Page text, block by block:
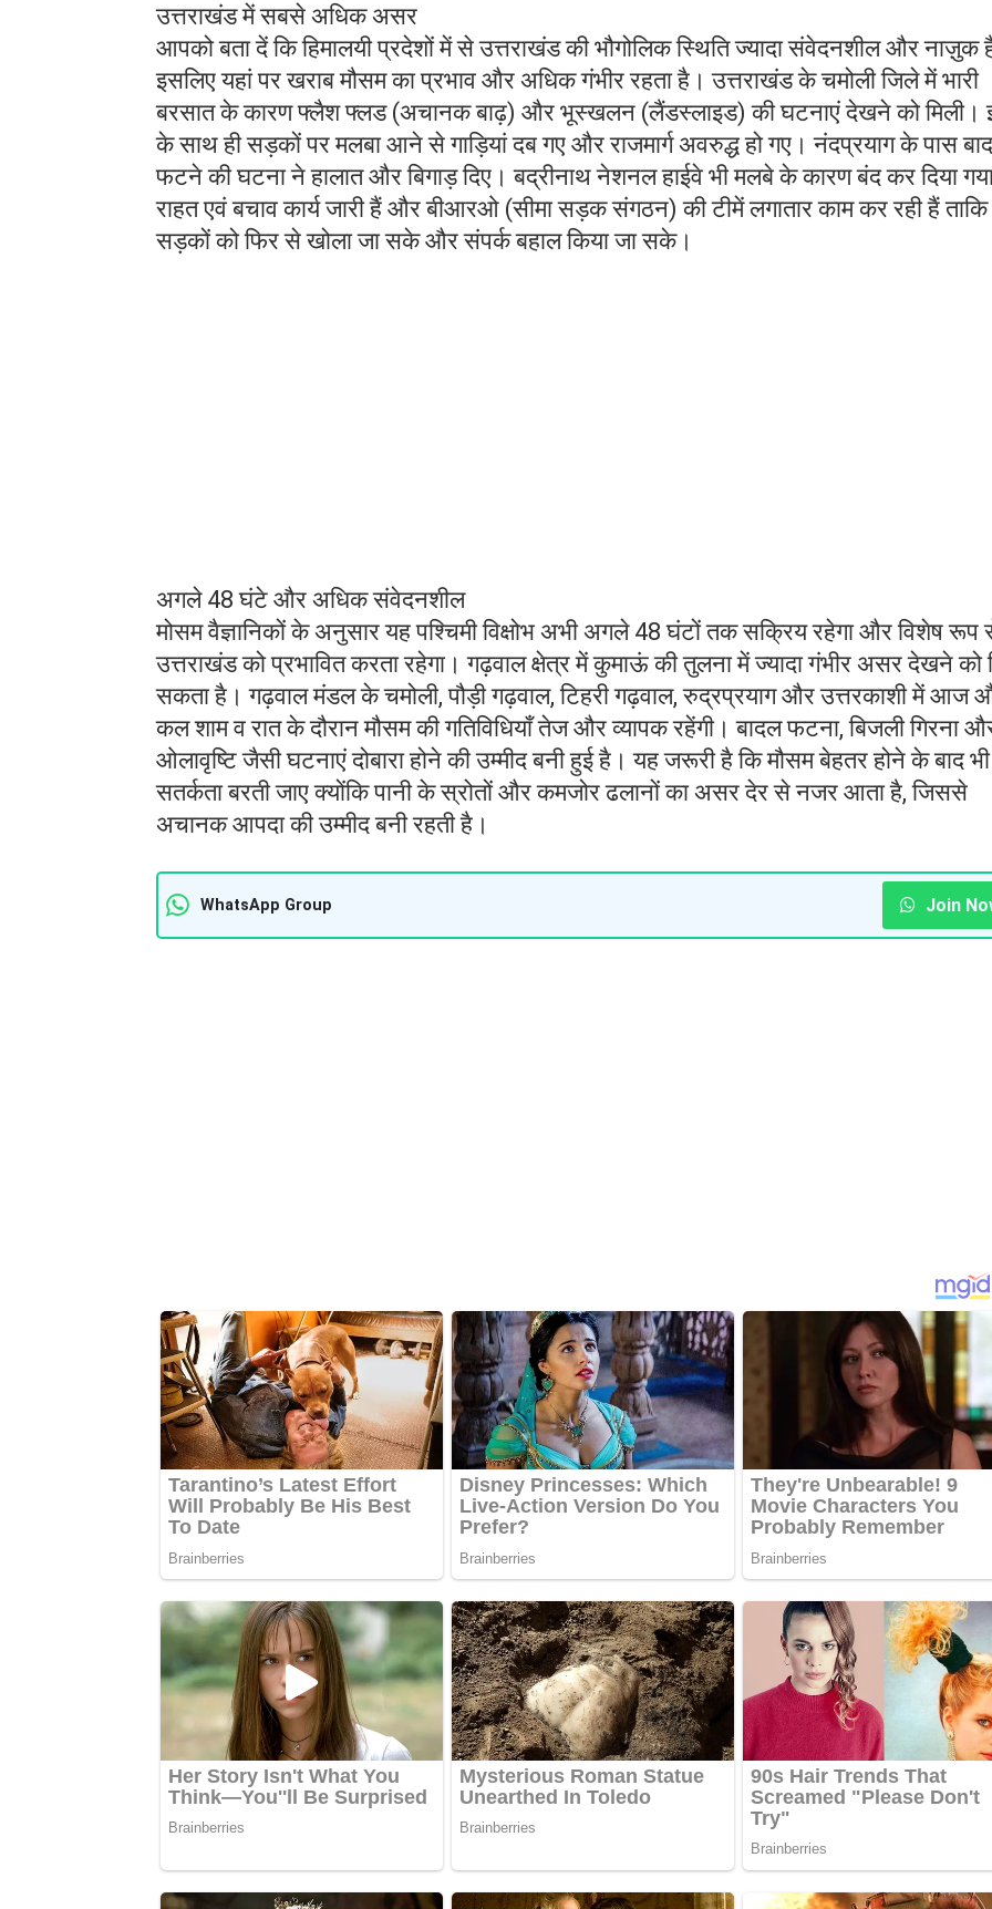
उत्तराखंड में सबसे अधिक असर
आपको बता दें कि हिमालयी प्रदेशों में से उत्तराखंड की भौगोलिक स्थिति ज्यादा संवेदनशील और नाज़ुक
इसलिए यहां पर खराब मौसम का प्रभाव और अधिक गंभीर रहता है। उत्तराखंड के चमोली जिले में भारी
बरसात के कारण फ्लैश फ्लड (अचानक बाढ़) और भूस्खलन (लैंडस्लाइड) की घटनाएं देखने को मिली।
के साथ ही सड़कों पर मलबा आने से गाड़ियां दब गए और राजमार्ग अवरुद्ध हो गए। नंदप्रयाग के पास
फटने की घटना ने हालात और बिगाड़ दिए। बद्रीनाथ नेशनल हाईवे भी मलबे के कारण बंद कर दिया
राहत एवं बचाव कार्य जारी हैं और बीआरओ (सीमा सड़क संगठन) की टीमें लगातार काम कर रही हैं ताकि
सड़कों को फिर से खोला जा सके और संपर्क बहाल किया जा सके।
अगले 48 घंटे और अधिक संवेदनशील
मोसम वैज्ञानिकों के अनुसार यह पश्चिमी विक्षोभ अभी अगले 48 घंटों तक सक्रिय रहेगा और विशेष रूप
उत्तराखंड को प्रभावित करता रहेगा। गढ़वाल क्षेत्र में कुमाऊं की तुलना में ज्यादा गंभीर असर देखने को
सकता है। गढ़वाल मंडल के चमोली, पौड़ी गढ़वाल, टिहरी गढ़वाल, रुद्रप्रयाग और उत्तरकाशी में आज
कल शाम व रात के दौरान मौसम की गतिविधियाँ तेज और व्यापक रहेंगी। बादल फटना, बिजली गिरना
ओलावृष्टि जैसी घटनाएं दोबारा होने की उम्मीद बनी हुई है। यह जरूरी है कि मौसम बेहतर होने के बाद भी
सतर्कता बरती जाए क्योंकि पानी के स्रोतों और कमजोर ढलानों का असर देर से नजर आता है, जिससे
अचानक आपदा की उम्मीद बनी रहती है।
WhatsApp Group Join